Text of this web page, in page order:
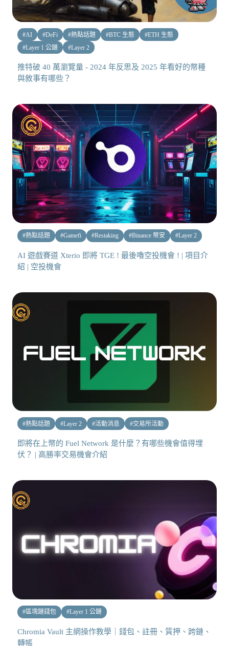
#AI #DeFi #熱點話題 #BTC 生態 #ETH 生態
#Layer 1 公鏈 #Layer 2
推特破 40 萬瀏覽量 - 2024 年反思及 2025 年看好的幣種
與敘事有哪些？
#熱點話題 #Gamefi #Restaking #Binance 幣安 #Layer 2
AI 遊戲賽道 Xterio 即將 TGE ! 最後嚕空投機會 ! | 項目介
紹 | 空投機會
#熱點話題 #Layer 2 #活動消息 #交易所活動
即將在上幣的 Fuel Network 是什麼？有哪些機會值得埋
伏？ | 高勝率交易機會介紹
#區塊鏈錢包 #Layer 1 公鏈
Chromia Vault 主網操作教學｜錢包、註冊、質押、跨鏈、
轉帳